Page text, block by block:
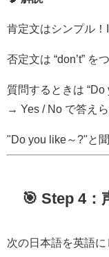
肯定文はシンプル！
否定文は “don’t” を
質問するときは “Do
→ Yes / No で答え
"Do you like～?"と
🎯 Step 4：
次の日本語を英語に